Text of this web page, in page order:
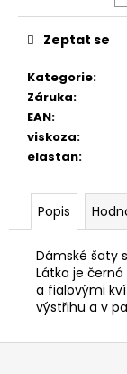
Kategorie:
Záruka:
EAN:
viskoza:
elastan:
Zeptat se
Popis
Dámské šaty
Látka je
a fialovými
výstřihu a v
Z